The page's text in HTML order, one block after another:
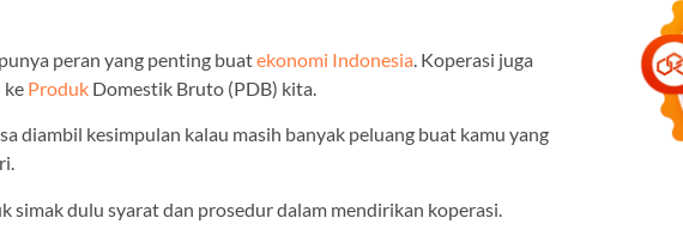
peran yang penting buatekonomi Indonesia. Koperasi juga
ke Produk Domestik Bruto (PDB) kita.
diambil kesimpulan kalau masih banyak peluang buat kamu yang
simak dulu syarat dan prosedur dalam mendirikan koperasi.